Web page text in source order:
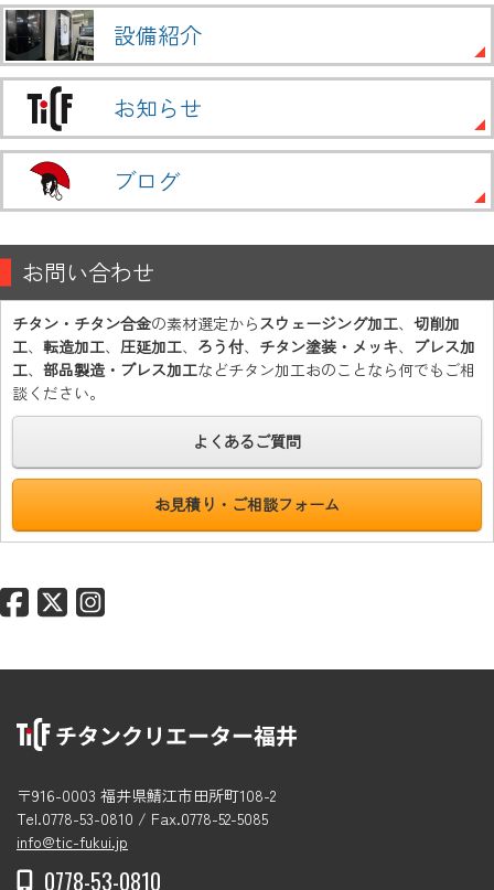
設備紹介
お知らせ
ブログ
お問い合わせ
チタン・チタン合金の素材選定からスウェージング加工、 切削加
工、 転造加工、 圧延加工、 ろう付、 チタン塗装・メッキ、 プレス加
工、 部品製造・プレス加工などチタン加工おのことなら何でもご相
談ください。
よくあるご質問
お見積り・ご相談フォーム
〒916-0003 福井県鯖江市田所町108-2
Tel.0778-53-0810 / Fax.0778-52-5085
info@tic-fukui.jp
0778-53-0810